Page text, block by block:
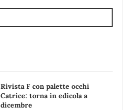
Rivista F con palette occhi
Catrice: torna in edicola a
dicembre